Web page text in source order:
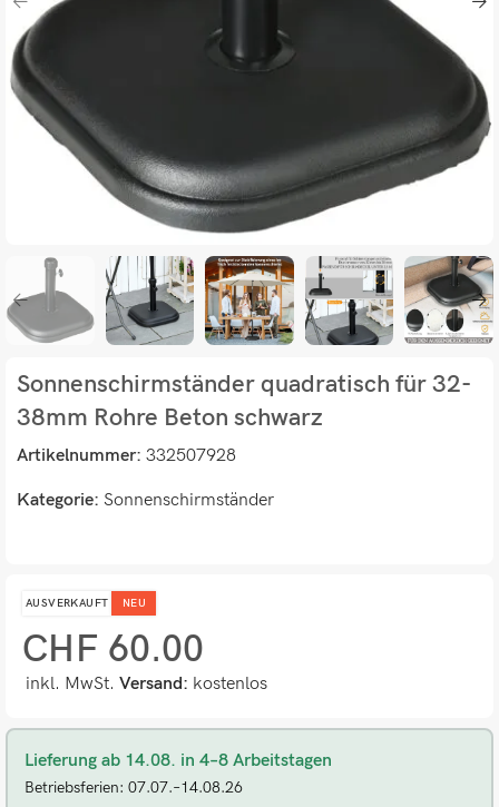
Sonnenschirmständer quadratisch für 32-
38mm Rohre Beton schwarz
Artikelnummer: 332507928
Kategorie: Sonnenschirmständer
AUSVERKAUFT NEU
CHF 60.00
inkl. MwSt. Versand: kostenlos
Lieferung ab 14.08. in 4–8 Arbeitstagen
Betriebsferien: 07.07.–14.08.26